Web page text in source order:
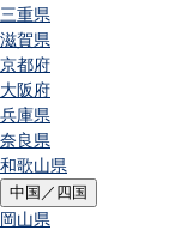
三重県
滋賀県
京都府
大阪府
兵庫県
奈良県
和歌山県
中国／四国
岡山県